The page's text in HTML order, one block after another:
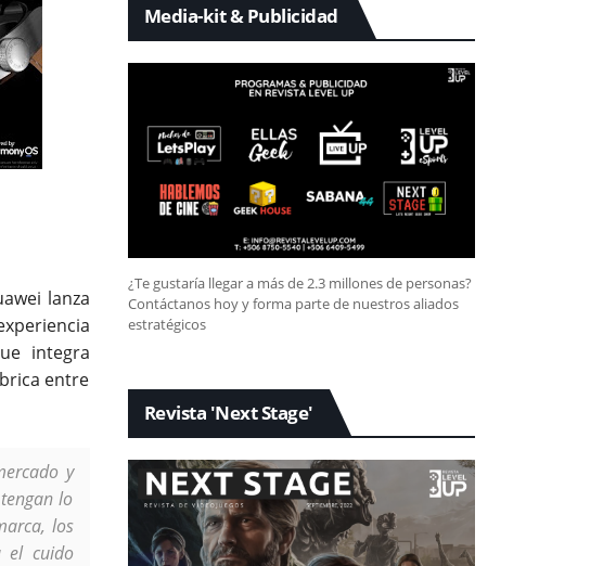
lanza
integra
entre
y
lo
los
el cuido
Media-kit & Publicidad
¿Te gustaría llegar a más de 2.3 millones de personas?
Contáctanos hoy y forma parte de nuestros aliados
estratégicos
Revista 'Next Stage'